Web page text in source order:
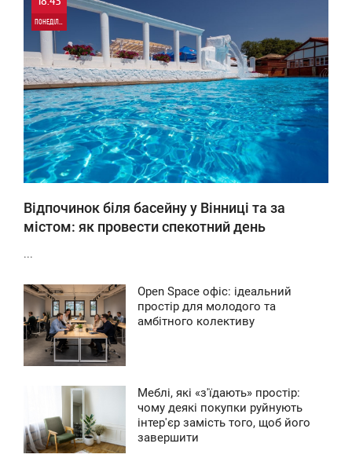
ПОНЕДІЛОК
85
Відпочинок біля басейну у Вінниці та за
містом: як провести спекотний день
...
Open Space офіс: ідеальний
простір для молодого та
амбітного колективу
Меблі, які «з'їдають» простір:
чому деякі покупки руйнують
інтер'єр замість того, щоб його
завершити